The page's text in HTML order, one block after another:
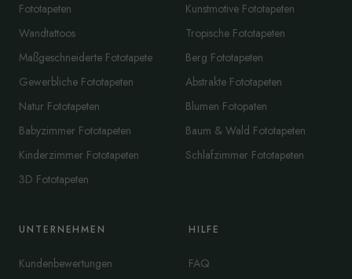
Fototapeten
Wandtattoos
Maßgeschneiderte Fototapete
Gewerbliche Fototapeten
Natur Fototapeten
Babyzimmer Fototapeten
Kinderzimmer Fototapeten
3D Fototapeten
Kunstmotive Fototapeten
Tropische Fototapeten
Berg Fototapeten
Abstrakte Fototapeten
Blumen Fotopaten
Baum & Wald Fototapeten
Schlafzimmer Fototapeten
UNTERNEHMEN
Kundenbewertungen
HILFE
FAQ